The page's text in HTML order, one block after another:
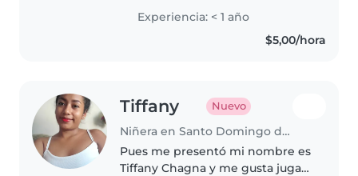
formal en el cuidado de niños,
de pequeña ayudaba a mi mamá
con mis hermanitos. Puedo leer..
Experiencia: < 1 año
$5,00/hora
Tiffany Nuevo
Niñera en Santo Domingo de los Colorados
Pues me presentó mi nombre es
Tiffany Chagna y me gusta jugar